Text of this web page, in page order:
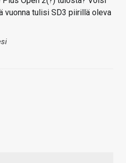
vuonna tulisi SD3 piirillä oleva